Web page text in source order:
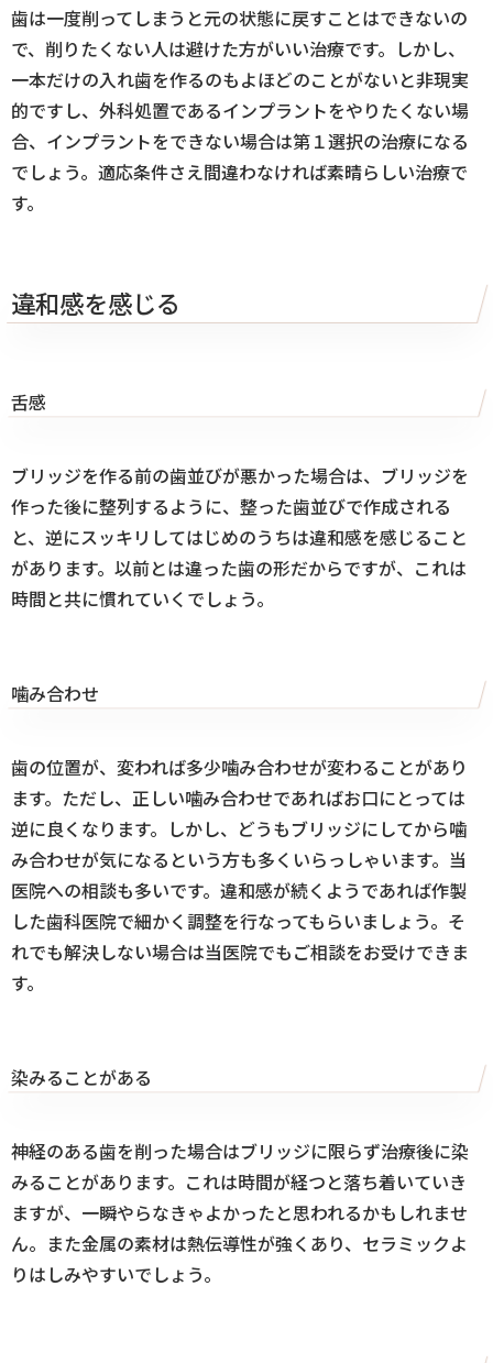
歯は一度削ってしまうと元の状態に戻すことはできないの
で、削りたくない人は避けた方がいい治療です。しかし、
一本だけの入れ歯を作るのもよほどのことがないと非現実
的ですし、外科処置であるインプラントをやりたくない場
合、インプラントをできない場合は第１選択の治療になる
でしょう。適応条件さえ間違わなければ素晴らしい治療で
す。
違和感を感じる
舌感
ブリッジを作る前の歯並びが悪かった場合は、ブリッジを
作った後に整列するように、整った歯並びで作成される
と、逆にスッキリしてはじめのうちは違和感を感じること
があります。以前とは違った歯の形だからですが、これは
時間と共に慣れていくでしょう。
噛み合わせ
歯の位置が、変われば多少噛み合わせが変わることがあり
ます。ただし、正しい噛み合わせであればお口にとっては
逆に良くなります。しかし、どうもブリッジにしてから噛
み合わせが気になるという方も多くいらっしゃいます。当
医院への相談も多いです。違和感が続くようであれば作製
した歯科医院で細かく調整を行なってもらいましょう。そ
れでも解決しない場合は当医院でもご相談をお受けできま
す。
染みることがある
神経のある歯を削った場合はブリッジに限らず治療後に染
みることがあります。これは時間が経つと落ち着いていき
ますが、一瞬やらなきゃよかったと思われるかもしれませ
ん。また金属の素材は熱伝導性が強くあり、セラミックよ
りはしみやすいでしょう。